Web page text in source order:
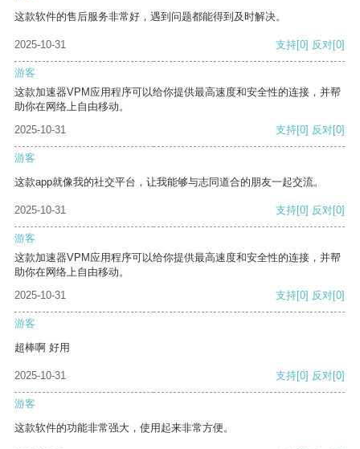
这款软件的售后服务非常好，遇到问题都能得到及时解决。
2025-10-31 支持[0] 反对[0]
游客
这款加速器VPM应用程序可以给你提供最高速度和安全性的连接，并帮
助你在网络上自由移动。
2025-10-31
支持[0] 反对[0]
游客
这款app就像我的社交平台，让我能够与志同道合的朋友一起交流。
2025-10-31 支持[0] 反对[0]
游客
这款加速器VPM应用程序可以给你提供最高速度和安全性的连接，并帮
助你在网络上自由移动。
2025-10-31
支持[0] 反对[0]
游客
超棒啊 好用
2025-10-31 支持[0] 反对[0]
游客
这款软件的功能非常强大，使用起来非常方便。